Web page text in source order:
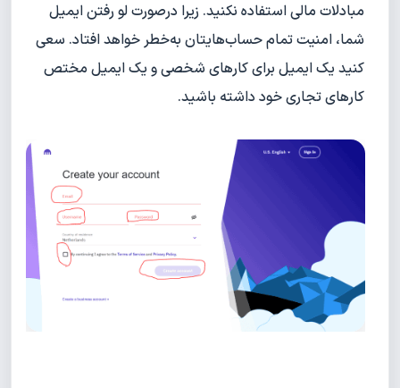
مبادلات مالی استفاده نکنید. زیرا درصورت لو رفتن ایمیل
شما، امنیت تمام حساب‌هایتان به‌خطر خواهد افتاد. سعی
کنید یک ایمیل برای کارهای شخصی و یک ایمیل مختص
کارهای تجاری خود داشته باشید.